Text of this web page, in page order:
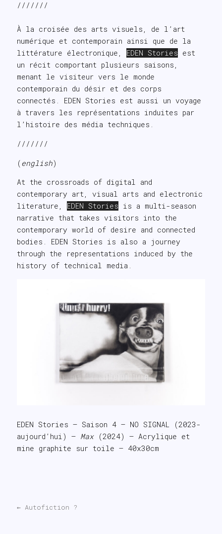
///////
À la croisée des arts visuels, de l’art
numérique et contemporain ainsi que de la
littérature électronique, EDEN Stories est
un récit comportant plusieurs saisons,
menant le visiteur vers le monde
contemporain du désir et des corps
connectés. EDEN Stories est aussi un voyage
à travers les représentations induites par
l’histoire des média techniques.
///////
(english)
At the crossroads of digital and
contemporary art, visual arts and electronic
literature, EDEN Stories is a multi-season
narrative that takes visitors into the
contemporary world of desire and connected
bodies. EDEN Stories is also a journey
through the representations induced by the
history of technical media.
EDEN Stories – Saison 4 – NO SIGNAL (2023-
aujourd’hui) – Max(2024) – Acrylique et
mine graphite sur toile – 40x30cm
←Autofiction ?